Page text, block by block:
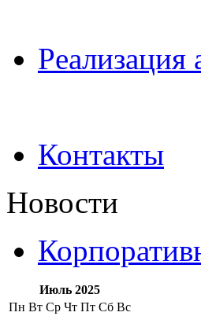
Pеализация
Контакты
Новости
Июль 2025
Пн Вт Ср Чт Пт Сб Вс